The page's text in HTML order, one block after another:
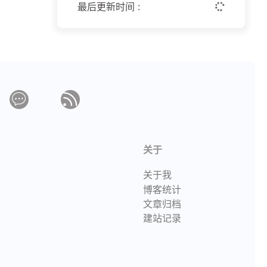
最后更新时间 :
关于
关于我
博客统计
文章归档
建站记录